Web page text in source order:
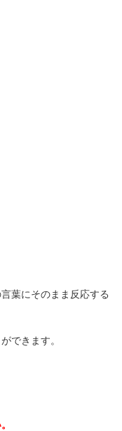
葉にそのまま反応する
できます。